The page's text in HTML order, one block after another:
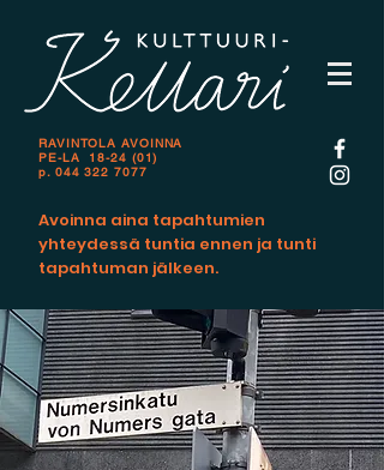
RAVINTOLA AVOINNA
PE-LA 18-24 (01)
p. 044 322 7077
Avoinna aina tapahtumien
yhteydessä tuntia ennen ja tunti
tapahtuman jälkeen.